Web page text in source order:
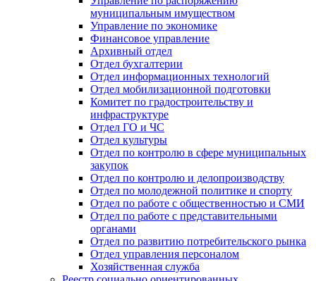
муниципальным имуществом
Управление по экономике
Финансовое управление
Архивный отдел
Отдел бухгалтерии
Отдел информационных технологий
Отдел мобилизационной подготовки
Комитет по градостроительству и
инфраструктуре
Отдел ГО и ЧС
Отдел культуры
Отдел по контролю в сфере муниципальных
закупок
Отдел по контролю и делопроизводству
Отдел по молодежной политике и спорту
Отдел по работе с общественностью и СМИ
Отдел по работе с представительными
органами
Отдел по развитию потребительского рынка
Отдел управления персоналом
Хозяйственная служба